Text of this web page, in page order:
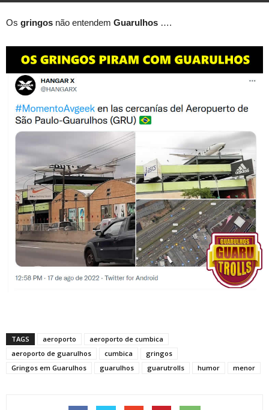
Os gringos não entendem Guarulhos ….
TAGS aeroporto
aeroporto de cumbica
aeroporto de guarulhos
cumbica
gringos
Gringos em Guarulhos
guarulhos guarutrolls humor menor